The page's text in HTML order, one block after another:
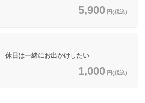
5,900 円(税込)
日は一緒にお出かけしたい
1,000 円(税込)